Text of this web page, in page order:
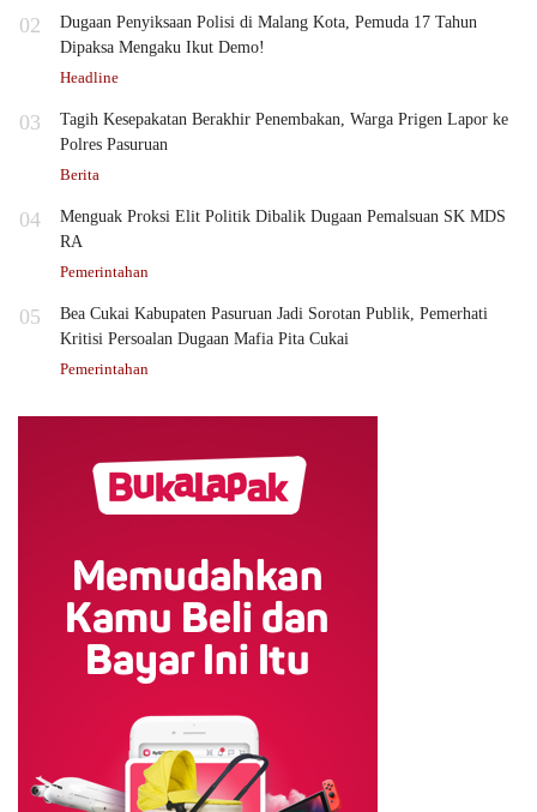
02
Dugaan Penyiksaan Polisi di Malang Kota, Pemuda 17 Tahun
Dipaksa Mengaku Ikut Demo!
Headline
03
Tagih Kesepakatan Berakhir Penembakan, Warga Prigen Lapor ke
Polres Pasuruan
Berita
04
Menguak Proksi Elit Politik Dibalik Dugaan Pemalsuan SK MDS
RA
Pemerintahan
05
Bea Cukai Kabupaten Pasuruan Jadi Sorotan Publik, Pemerhati
Kritisi Persoalan Dugaan Mafia Pita Cukai
Pemerintahan